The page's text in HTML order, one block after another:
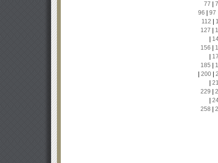
77
96
97
112
127
156
185
200|
229
258